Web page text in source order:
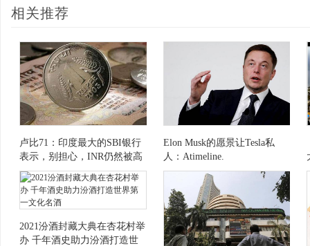
相关推荐
卢比71：印度最大的SBI银行
表示，别担心，INR仍然被高
估了VSUSD
Elon Musk的愿景让Tesla私
人：Atimeline.
2021汾酒封藏大典在杏花村举
办 千年酒史助力汾酒打造世